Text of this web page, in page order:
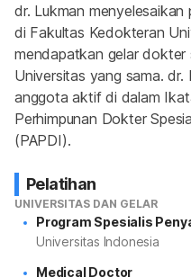
dr. Lukman
di Fakultas Kedokteran
mendapatkan gelar dokter
Universitas yang sama.
anggota aktif di dalam
Perhimpunan Dokter
(PAPDI).
Pelatihan
UNIVERSITAS DAN GELAR
Program Spesialis
Universitas Indonesia
Medical Doctor